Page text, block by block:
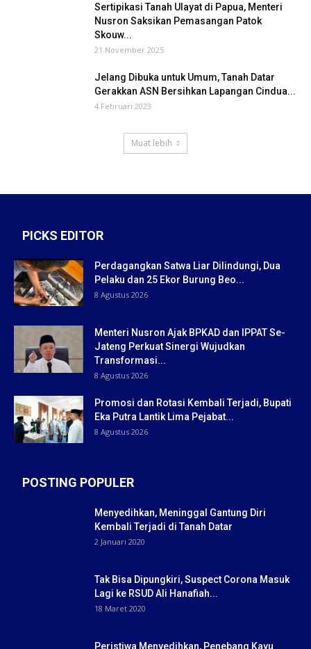
Sertipikasi Tanah Ulayat di Papua, Menteri
Nusron Saksikan Pemasangan Patok
Skouw...
21 November 2025
Jelang Dibuka untuk Umum, Tanah Datar
Gerakkan ASN Bersihkan Lapangan Cindua...
4 Februari 2023
Muat lebih
PICKS EDITOR
Perdagangkan Satwa Liar Dilindungi, Dua
Pelaku dan 25 Ekor Burung Beo...
8 Agustus 2026
Menteri Nusron Ajak BPKAD dan IPPAT Se-
Jateng Perkuat Sinergi Wujudkan
Transformasi...
8 Agustus 2026
Promosi dan Rotasi Kembali Terjadi, Bupati
Eka Putra Lantik Lima Pejabat...
8 Agustus 2026
POSTING POPULER
Menyedihkan, Meninggal Gantung Diri
Kembali Terjadi di Tanah Datar
2 Januari 2020
Tak Bisa Dipungkiri, Suspect Corona Masuk
Lagi ke RSUD Ali Hanafiah...
18 Maret 2020
Peristiwa Menyedihkan, Penebang Kayu